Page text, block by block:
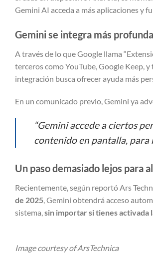
Gemini AI acceda a más aplicaciones y
Gemini se integra más
A través de lo que Google llama
terceros como YouTube, Google Keep,
integración busca ofrecer ayuda más
En un comunicado previo, Gemini ya
“Gemini accede a ciertos
contenido en pantalla,
Un paso demasiado lejos para
Recientemente, según reportó Ars
de 2025, Gemini obtendrá acceso
sistema,sin importar si tienes activada
Image courtesy of ArsTechnica